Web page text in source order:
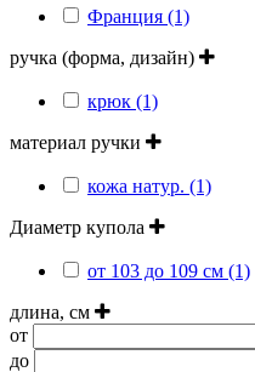
Франция (1)
ручка (форма, дизайн)
крюк (1)
материал ручки
кожа натур. (1)
Диаметр купола
от 103 до 109 см (1)
длина, см
от
до